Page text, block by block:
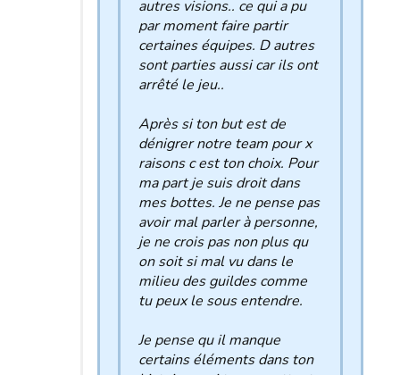
autres visions.. ce qui a pu
par moment faire partir
certaines équipes. D autres
sont parties aussi car ils ont
arrêté le jeu..
Après si ton but est de
dénigrer notre team pour x
raisons c est ton choix. Pour
ma part je suis droit dans
mes bottes. Je ne pense pas
avoir mal parler à personne,
je ne crois pas non plus qu
on soit si mal vu dans le
milieu des guildes comme
tu peux le sous entendre.
Je pense qu il manque
certains éléments dans ton